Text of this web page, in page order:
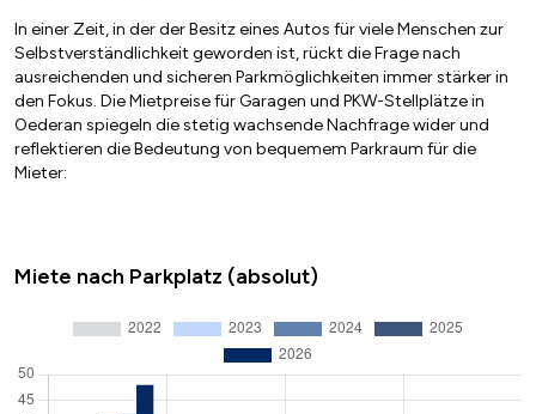
In einer Zeit, in der der Besitz eines Autos für viele Menschen zur
Selbstverständlichkeit geworden ist, rückt die Frage nach
ausreichenden und sicheren Parkmöglichkeiten immer stärker in
den Fokus. Die Mietpreise für Garagen und PKW-Stellplätze in
Oederan spiegeln die stetig wachsende Nachfrage wider und
reflektieren die Bedeutung von bequemem Parkraum für die
Mieter:
Miete nach Parkplatz (absolut)